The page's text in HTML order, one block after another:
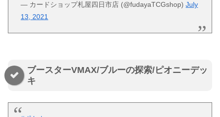
— カードショップ札屋四日市店 (@fudayaTCGshop)July
13, 2021
ブースターVMAX/ブルーの探索/ピオニーデッ
キ